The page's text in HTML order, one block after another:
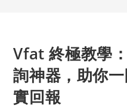
Vfat 終極教學
詢神器，助你
實回報